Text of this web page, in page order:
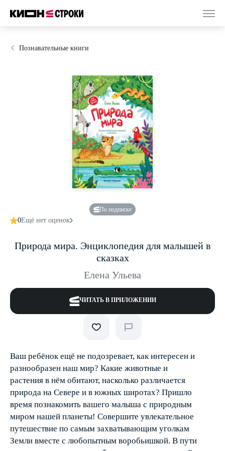
Познавательные книги
По подписке
0Ещё нет оценок
Природа мира. Энциклопедия для малышей в
сказках
Елена Ульева
ЧИТАТЬ В ПРИЛОЖЕНИИ
Ваш ребёнок ещё не подозревает, как интересен и
разнообразен наш мир? Какие животные и
растения в нём обитают, насколько различается
природа на Севере и в южных широтах? Пришло
время познакомить вашего малыша с природным
миром нашей планеты! Совершите увлекательное
путешествие по самым захватывающим уголкам
Земли вместе с любопытным воробьишкой. В пути